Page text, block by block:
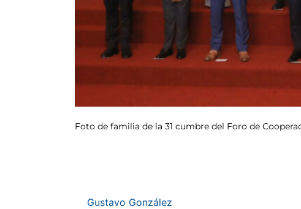
Foto de familia de la 31 cumbre del Foro de
Gustavo González